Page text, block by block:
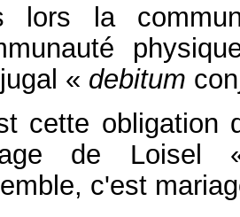
lors la
« debitum
cette obligation
de Loisel
c'est